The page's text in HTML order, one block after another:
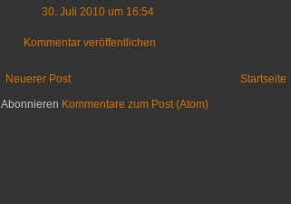
30. Juli 2010 um 16:54
Kommentar veröffentlichen
Neuerer Post
Startseite
Abonnieren Kommentare zum Post (Atom)